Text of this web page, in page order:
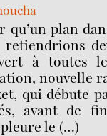
qu’un plan
retiendrions
à toutes
nouvelle
qui débute
avant de
le (…)